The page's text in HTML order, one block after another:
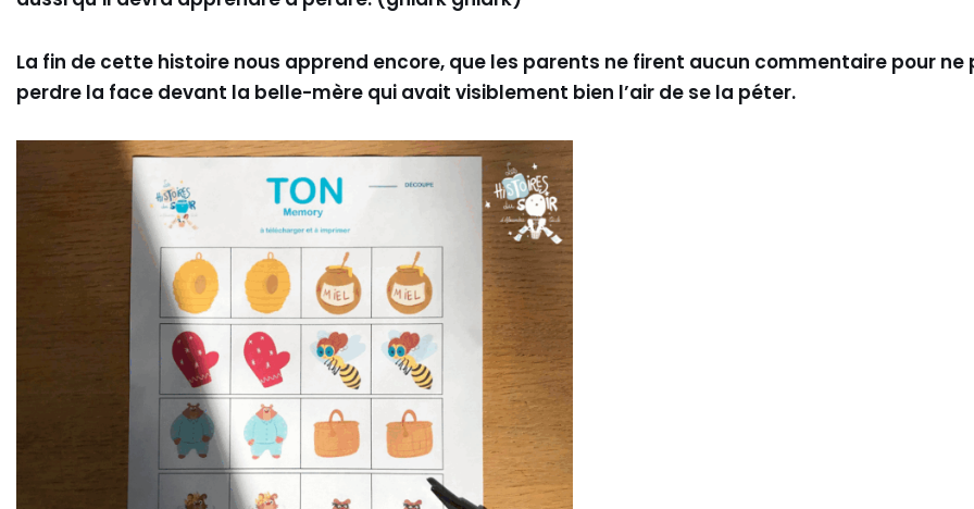
La fin de cette histoire nous apprend encore, que les parents ne firent aucun commentaire pour ne
perdre la face devant la belle-mère qui avait visiblement bien l’air de se la péter.